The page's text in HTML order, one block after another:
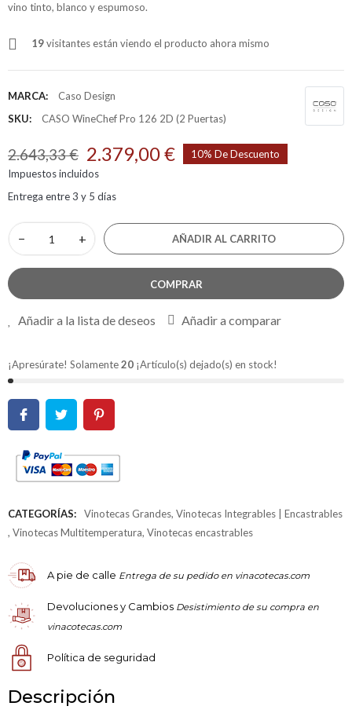
vino tinto, blanco y espumoso.
19visitantes están viendo el producto ahora mismo
MARCA:
Caso Design
SKU:
CASO WineChef Pro 126 2D (2 Puertas)
2.643,33 € 2.379,00 €
10% De Descuento
Impuestos incluidos
Entrega entre 3 y 5 días
− + AÑADIR AL CARRITO
COMPRAR
Añadir a la lista de deseos Añadir a comparar
¡Apresúrate! Solamente20 ¡Artículo(s) dejado(s) en stock!
CATEGORÍAS: Vinotecas Grandes, Vinotecas Integrables | Encastrables
, Vinotecas Multitemperatura, Vinotecas encastrables
A pie de calle Entrega de su pedido en vinacotecas.com
Devoluciones y Cambios Desistimiento de su compra en
vinacotecas.com
Política de seguridad
Descripción